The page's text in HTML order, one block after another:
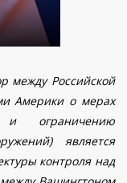
между Российской
Америки о мерах
ограничению
является
контроля над